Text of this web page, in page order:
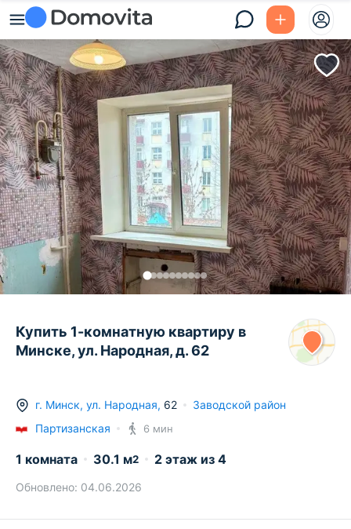
Купить 1-комнатную квартиру в
Минске, ул. Народная, д. 62
г. Минск, ул. Народная, 62
Заводской район
Партизанская
6 мин
1 комната 30.1 м2 2 этаж из 4
Обновлено: 04.06.2026